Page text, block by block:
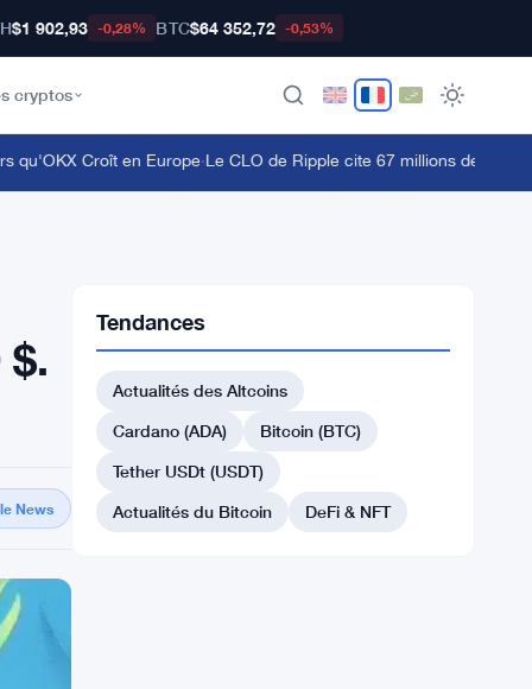
$1 902,93 -0,28% BTC$64 352,72 -0,53%
cryptos
Croît en Europe·Le CLO de Ripple cite 67 millions de
News
Tendances
Actualités des Altcoins
Cardano (ADA)
Bitcoin (BTC)
Tether USDt (USDT)
Actualités du Bitcoin
DeFi & NFT